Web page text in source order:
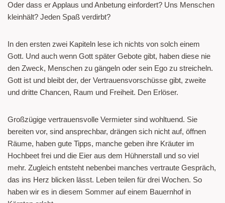
Oder dass er Applaus und Anbetung einfordert? Uns Menschen
kleinhält? Jeden Spaß verdirbt?
In den ersten zwei Kapiteln lese ich nichts von solch einem
Gott. Und auch wenn Gott später Gebote gibt, haben diese nie
den Zweck, Menschen zu gängeln oder sein Ego zu streicheln.
Gott ist und bleibt der, der Vertrauensvorschüsse gibt, zweite
und dritte Chancen, Raum und Freiheit. Den Erlöser.
Großzügige vertrauensvolle Vermieter sind wohltuend. Sie
bereiten vor, sind ansprechbar, drängen sich nicht auf, öffnen
Räume, haben gute Tipps, manche geben ihre Kräuter im
Hochbeet frei und die Eier aus dem Hühnerstall und so viel
mehr. Zugleich entsteht nebenbei manches vertraute Gespräch,
das ins Herz blicken lässt. Leben teilen für drei Wochen. So
haben wir es in diesem Sommer auf einem Bauernhof in